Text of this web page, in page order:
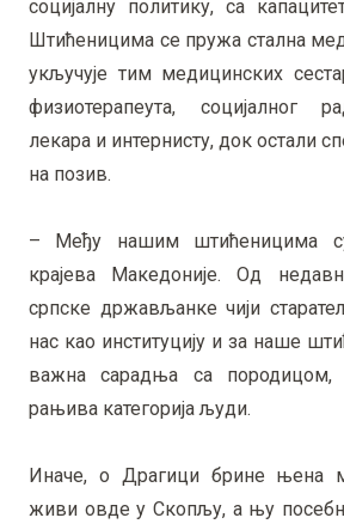
социјалну политику, са
Штићеницима се пружа стална
укључује тим медицинских
физиотерапеута, социјалног
лекара и интернисту, док остали
на позив.
– Међу нашим штићеницима
крајева Македоније. Од
српске држављанке чији
нас као институцију и за наше
важна сарадња са породицом,
рањива категорија људи.
Иначе, о Драгици брине њена
живи овде у Скопљу, а њу